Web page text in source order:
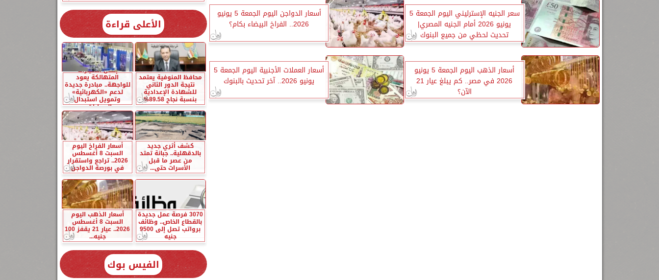
سعر الجنيه الإسترليني اليوم الجمعة 5
يونيو 2026 أمام الجنيه المصري|
تحديث لحظي من جميع البنوك
أسعار الدواجن اليوم الجمعة 5 يونيو
2026.. الفراخ البيضاء بكام؟
أسعار الذهب اليوم الجمعة 5 يونيو
2026 في مصر.. كم يبلغ عيار 21
الآن؟
أسعار العملات الأجنبية اليوم الجمعة 5
يونيو 2026.. آخر تحديث بالبنوك
الأعلى قراءة
محافظ المنوفية يعتمد
نتيجة الدور الثاني
للشهادة الإعدادية
بنسبة نجاح 89.58%
إحلال السيارات
المتهالكة يعود
للواجهة.. مبادرة جديدة
لدعم «الكهربائية»
وتمويل استبدال
السيارات...
كشف أثري جديد
بالدقهلية.. جبانة تمتد
من عصر ما قبل
الأسرات حتى...
أسعار الفراخ اليوم
السبت 8 أغسطس
2026.. تراجع واستقرار
في بورصة الدواجن
3070 فرصة عمل جديدة
بالقطاع الخاص.. وظائف
برواتب تصل إلى 9500
جنيه
أسعار الذهب اليوم
السبت 8 أغسطس
2026.. عيار 21 يقفز 100
جنيه...
الفيس بوك